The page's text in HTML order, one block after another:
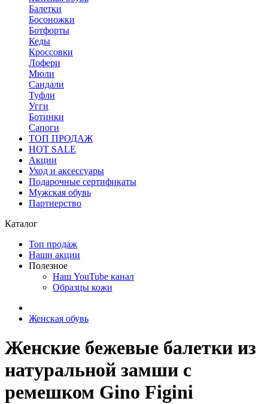
Балетки
Босоножки
Ботфорты
Кеды
Кроссовки
Лофери
Мюли
Сандали
Туфли
Угги
Ботинки
Сапоги
ТОП ПРОДАЖ
HOT SALE
Акции
Уход и аксессуары
Подарочные сертификаты
Мужская обувь
Партнерство
Каталог
Топ продаж
Наши акции
Полезное
Наш YouTube канал
Образцы кожи
Женская обувь
Женские бежевые балетки из
натуральной замши с
ремешком Gino Figini